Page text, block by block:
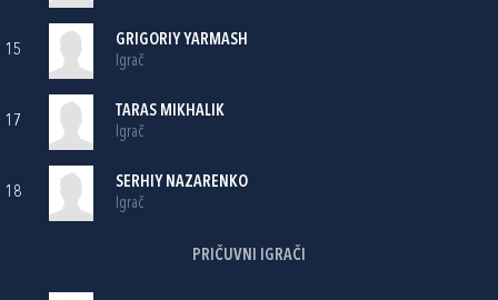
15
GRIGORIY YARMASH
Igrač
17
TARAS MIKHALIK
Igrač
18
SERHIY NAZARENKO
Igrač
PRIČUVNI IGRAČI